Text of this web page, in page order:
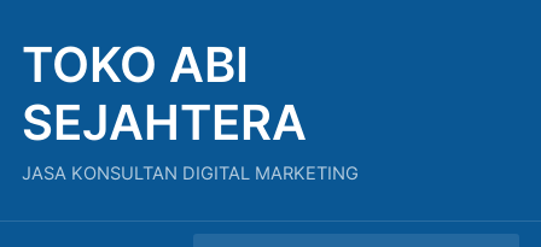
TOKO ABI
SEJAHTERA
JASA KONSULTAN DIGITAL MARKETING